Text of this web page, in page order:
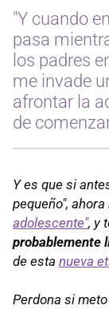
"Y cuando
pasa
los padres
me invade
afrontar la
de
Y es que si
pequeño",
adolescente", y
probablemente
de esta nueva
Perdona si